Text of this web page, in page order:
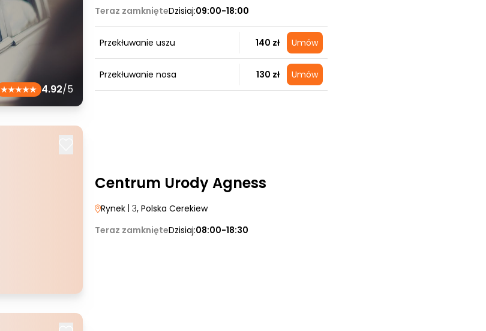
4.92/5
Teraz zamknięteDzisiaj:09:00-18:00
Przekłuwanie uszu 140 zł Umów
Przekłuwanie nosa 130 zł Umów
Centrum Urody Agness
Rynek | 3, Polska Cerekiew
Teraz zamknięteDzisiaj:08:00-18:30